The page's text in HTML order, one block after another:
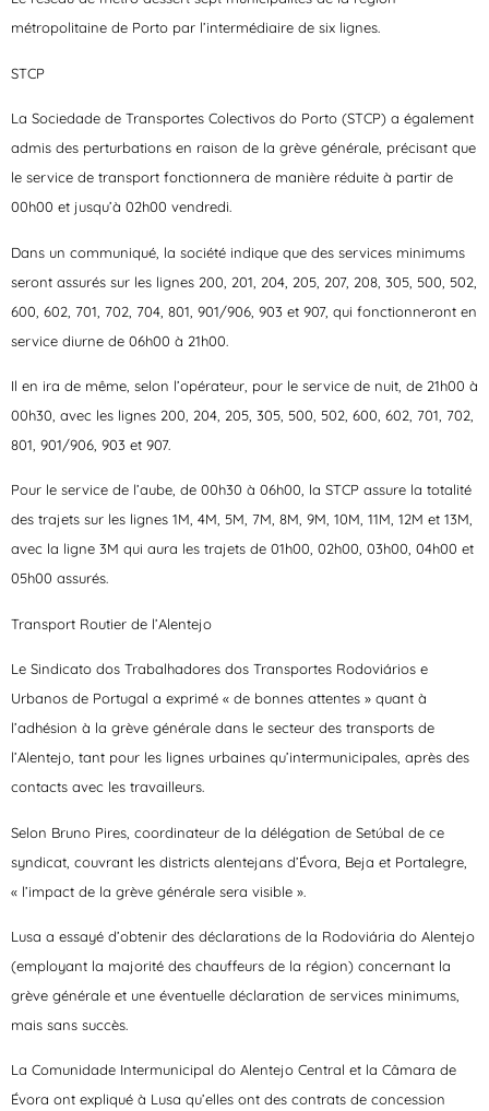
métropolitaine de Porto par l’intermédiaire de six lignes.
STCP
La Sociedade de Transportes Colectivos do Porto (STCP) a également
admis des perturbations en raison de la grève générale, précisant que
le service de transport fonctionnera de manière réduite à partir de
00h00 et jusqu’à 02h00 vendredi.
Dans un communiqué, la société indique que des services minimums
seront assurés sur les lignes 200, 201, 204, 205, 207, 208, 305, 500, 502,
600, 602, 701, 702, 704, 801, 901/906, 903 et 907, qui fonctionneront en
service diurne de 06h00 à 21h00.
Il en ira de même, selon l’opérateur, pour le service de nuit, de 21h00 à
00h30, avec les lignes 200, 204, 205, 305, 500, 502, 600, 602, 701, 702,
801, 901/906, 903 et 907.
Pour le service de l’aube, de 00h30 à 06h00, la STCP assure la totalité
des trajets sur les lignes 1M, 4M, 5M, 7M, 8M, 9M, 10M, 11M, 12M et 13M,
avec la ligne 3M qui aura les trajets de 01h00, 02h00, 03h00, 04h00 et
05h00 assurés.
Transport Routier de l’Alentejo
Le Sindicato dos Trabalhadores dos Transportes Rodoviários e
Urbanos de Portugal a exprimé « de bonnes attentes » quant à
l’adhésion à la grève générale dans le secteur des transports de
l’Alentejo, tant pour les lignes urbaines qu’intermunicipales, après des
contacts avec les travailleurs.
Selon Bruno Pires, coordinateur de la délégation de Setúbal de ce
syndicat, couvrant les districts alentejans d’Évora, Beja et Portalegre,
« l’impact de la grève générale sera visible ».
Lusa a essayé d’obtenir des déclarations de la Rodoviária do Alentejo
(employant la majorité des chauffeurs de la région) concernant la
grève générale et une éventuelle déclaration de services minimums,
mais sans succès.
La Comunidade Intermunicipal do Alentejo Central et la Câmara de
Évora ont expliqué à Lusa qu’elles ont des contrats de concession